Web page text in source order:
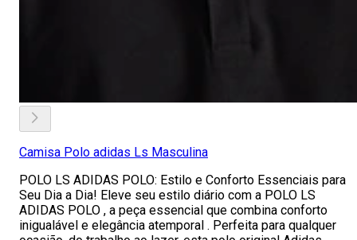
Camisa Polo adidas Ls Masculina
POLO LS ADIDAS POLO: Estilo e Conforto Essenciais para
Seu Dia a Dia! Eleve seu estilo diário com a POLO LS
ADIDAS POLO , a peça essencial que combina conforto
inigualável e elegância atemporal . Perfeita para qualquer